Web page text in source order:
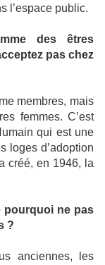
l’espace public.
des êtres
pas chez
membres, mais
femmes. C’est
qui est une
loges d’adoption
créé, en 1946, la
pourquoi ne pas
?
anciennes, les